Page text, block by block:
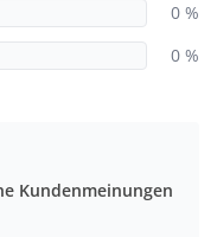
0 %
0 %
Kundenmeinungen